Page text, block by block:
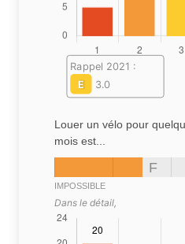
Rappel 2021 :
E
3.0
Louer un vélo pour
mois est...
F
IMPOSSIBLE
Dans le détail,